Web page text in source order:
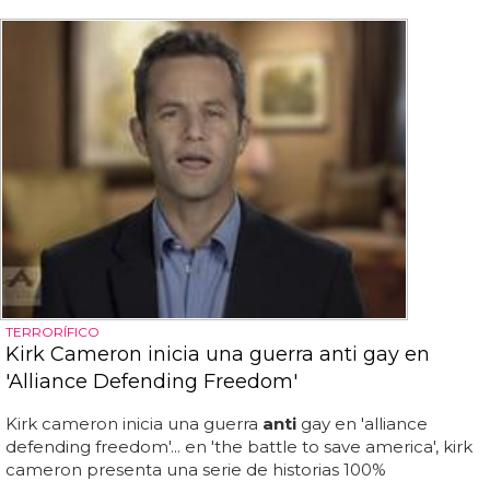
TERRORÍFICO
Kirk Cameron inicia una guerra anti gay en
'Alliance Defending Freedom'
Kirk cameron inicia una guerra anti gay en 'alliance
defending freedom'... en 'the battle to save america', kirk
cameron presenta una serie de historias 100%